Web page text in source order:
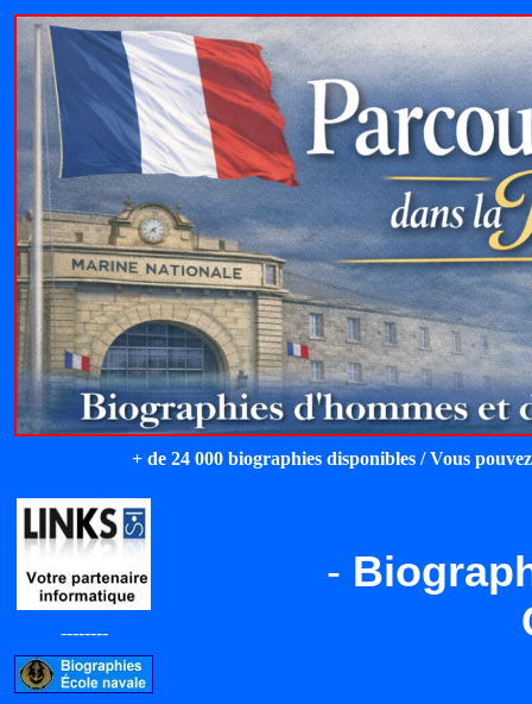
+ de 24 000 biographies disponibles / Vous
--------
-